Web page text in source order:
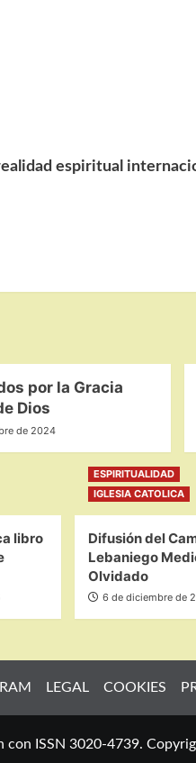
espiritual
por la Gracia
Dios
de 2024
libro
ESPIRITUALIDAD
IGLESIA CATOLICA
Difusión del
Lebaniego
Olvidado
6 de diciembre de
LEGAL COOKIES
con ISSN 3020-4739.